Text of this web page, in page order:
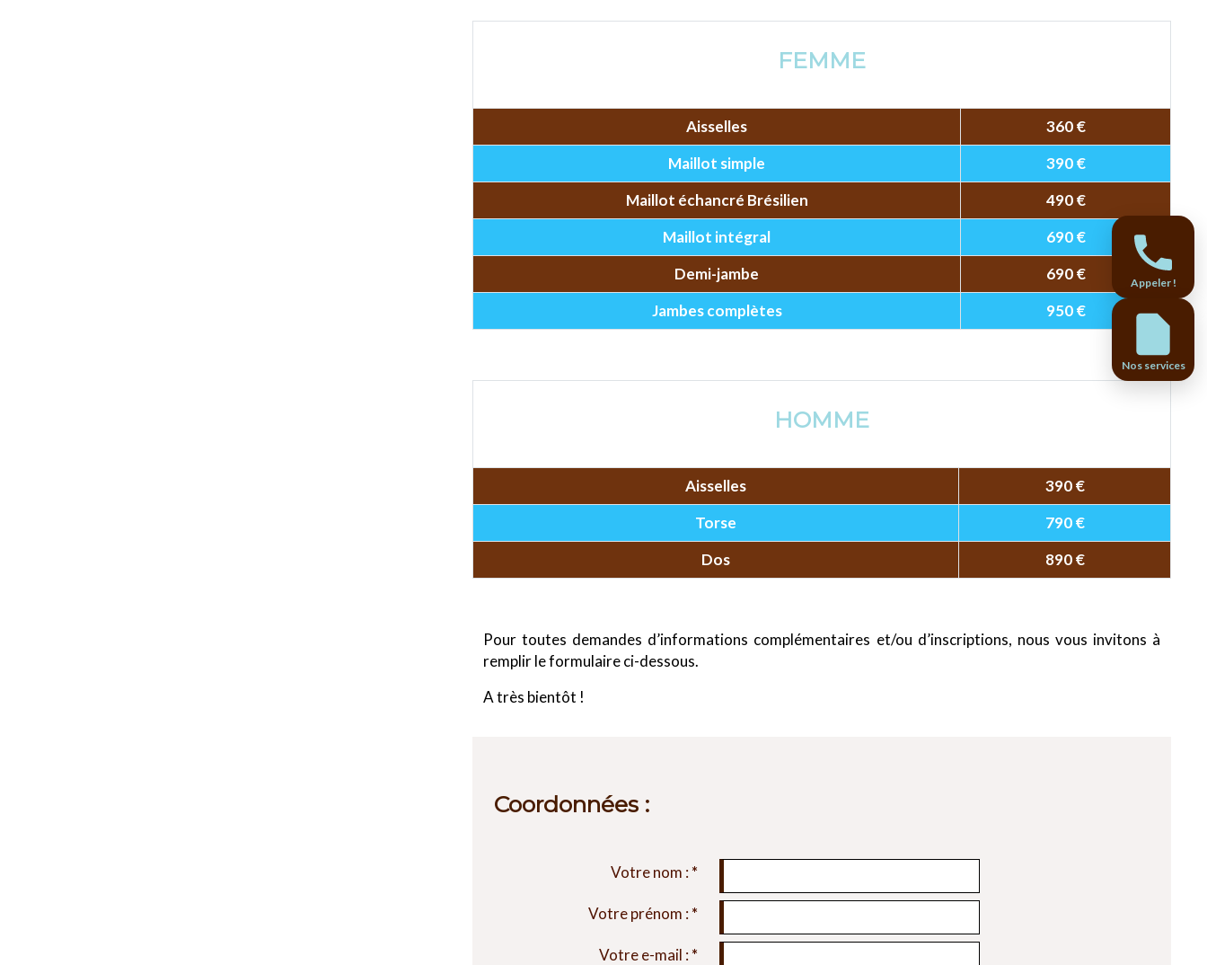
FEMME
Aisselles
360 €
Maillot simple
390 €
Maillot échancré Brésilien
490 €
Maillot intégral
690 €
Demi-jambe
690 €
Jambes complètes
950 €
HOMME
Aisselles
390 €
Torse
790 €
Dos
890 €
Pour toutes demandes d’informations complémentaires et/ou d’inscriptions, nous vous invitons à
remplir le formulaire ci-dessous.
A très bientôt !
Coordonnées :
Votre nom :*
Votre prénom :*
Votre e-mail :*
Appeler !
Nos services